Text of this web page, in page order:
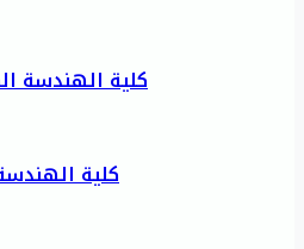
كلية الهندسة
كلية